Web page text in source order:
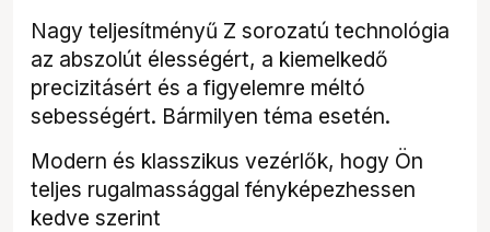
Nagy teljesítményű Z sorozatú technológia
az abszolút élességért, a kiemelkedő
precizitásért és a figyelemre méltó
sebességért. Bármilyen téma esetén.
Modern és klasszikus vezérlők, hogy Ön
teljes rugalmassággal fényképezhessen
kedve szerint